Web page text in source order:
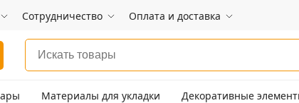
Сотрудничество Оплата и доставка
Материалы для укладки Декоративные